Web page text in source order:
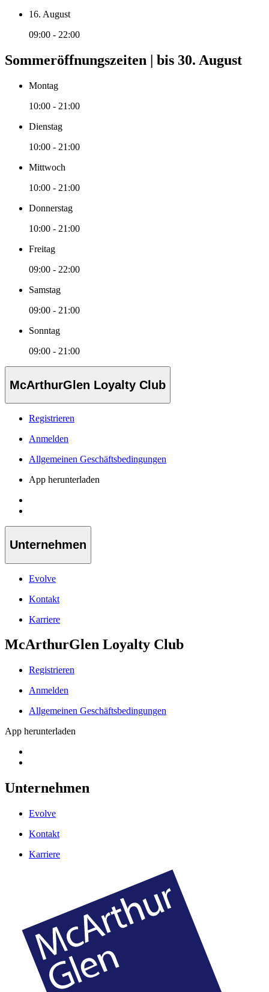
16. August
09:00 - 22:00
Sommeröffnungszeiten | bis 30. August
Montag
10:00 - 21:00
Dienstag
10:00 - 21:00
Mittwoch
10:00 - 21:00
Donnerstag
10:00 - 21:00
Freitag
09:00 - 22:00
Samstag
09:00 - 21:00
Sonntag
09:00 - 21:00
McArthurGlen Loyalty Club
Registrieren
Anmelden
Allgemeinen Geschäftsbedingungen
App herunterladen
Unternehmen
Evolve
Kontakt
Karriere
McArthurGlen Loyalty Club
Registrieren
Anmelden
Allgemeinen Geschäftsbedingungen
App herunterladen
Unternehmen
Evolve
Kontakt
Karriere